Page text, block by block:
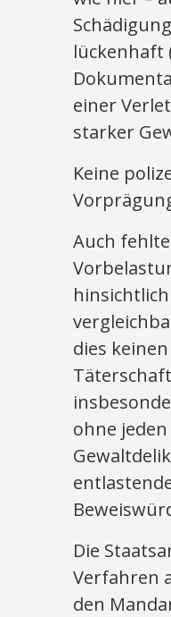
lückenhaft
einer
starker
Keine
Auch
dies
ohne
Die
Verfahren
den